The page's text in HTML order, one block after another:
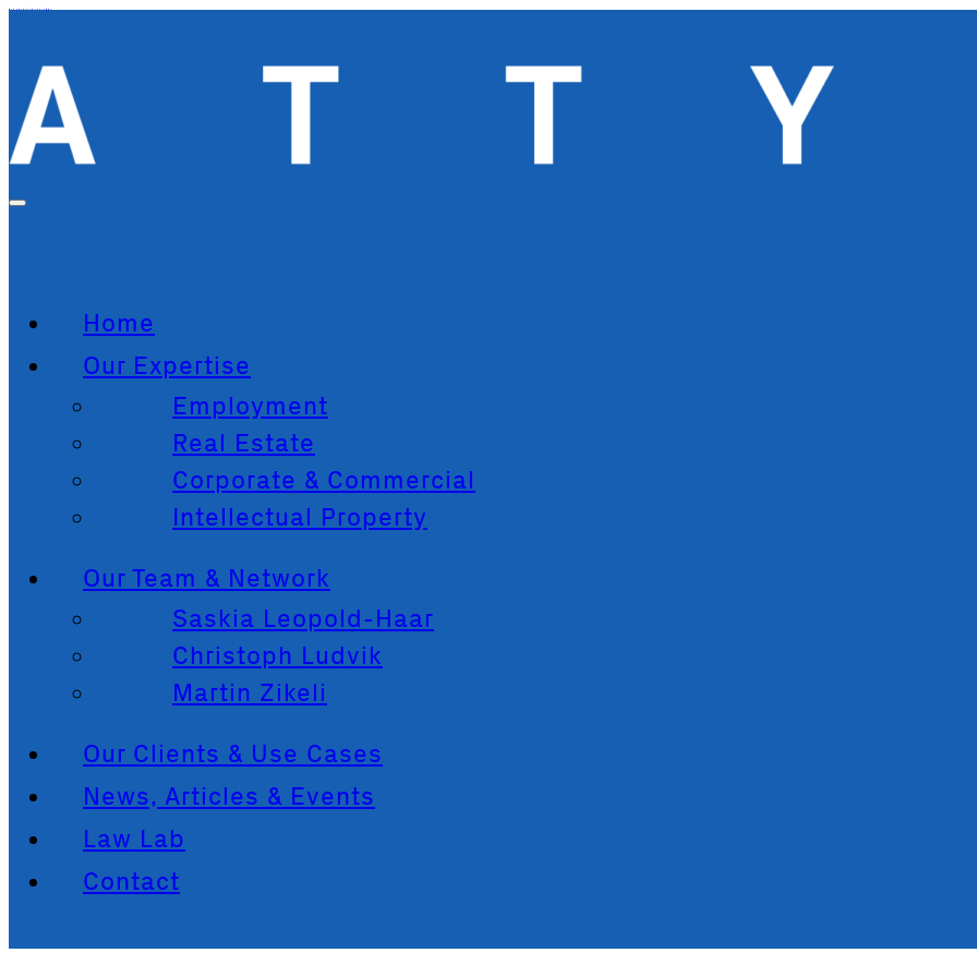
Home
Our Expertise
Employment
Real Estate
Corporate & Commercial
Intellectual Property
Our Team & Network
Saskia Leopold-Haar
Christoph Ludvik
Martin Zikeli
Our Clients & Use Cases
News, Articles & Events
Law Lab
Contact